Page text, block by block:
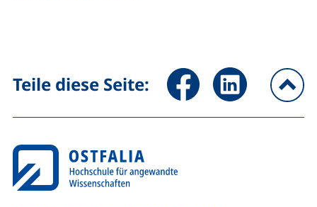
Teile diese Seite: Seite über Facebook teilen
Seite über